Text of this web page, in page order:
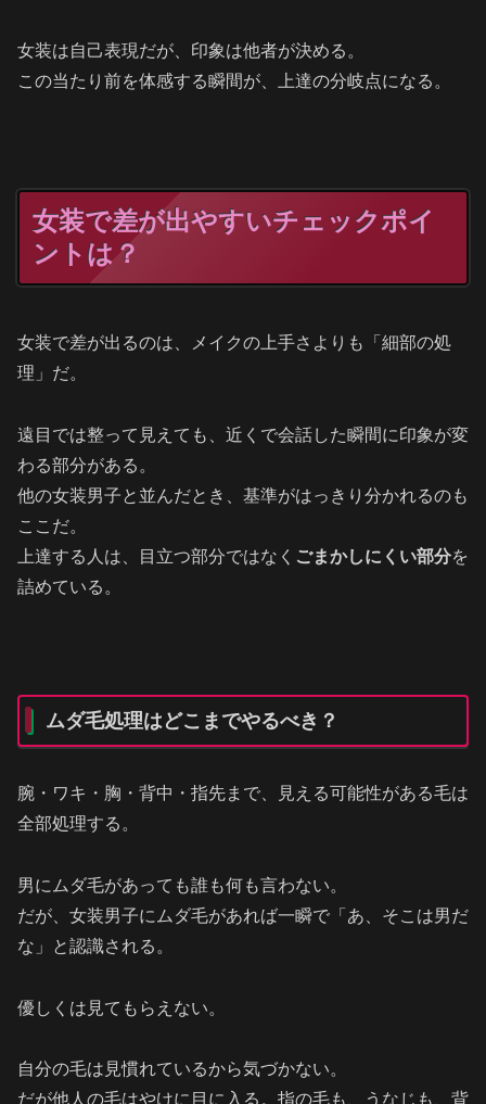
女装は自己表現だが、印象は他者が決める。
この当たり前を体感する瞬間が、上達の分岐点になる。
女装で差が出やすいチェックポイ
ントは？
女装で差が出るのは、メイクの上手さよりも「細部の処
理」だ。
遠目では整って見えても、近くで会話した瞬間に印象が変
わる部分がある。
他の女装男子と並んだとき、基準がはっきり分かれるのも
ここだ。
上達する人は、目立つ部分ではなく ごまかしにくい部分を
詰めている。
ムダ毛処理はどこまでやるべき？
腕・ワキ・胸・背中・指先まで、見える可能性がある毛は
全部処理する。
男にムダ毛があっても誰も何も言わない。
だが、女装男子にムダ毛があれば一瞬で「あ、そこは男だ
な」と認識される。
優しくは見てもらえない。
自分の毛は見慣れているから気づかない。
だが他人の毛はやけに目に入る。指の毛も、うなじも、背